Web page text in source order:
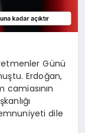
Günü
Erdoğan,
dile